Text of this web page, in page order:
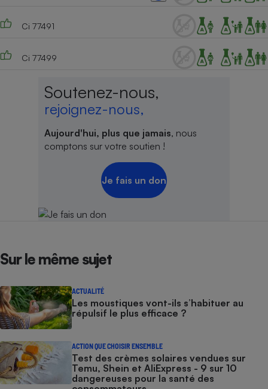
Ci 77491
Ci 77499
Soutenez-nous,
rejoignez-nous,
Aujourd'hui, plus que jamais, nous
comptons sur votre soutien !
Je fais un don
Sur le même sujet
ACTUALITÉ
Les moustiques vont-ils s’habituer au
répulsif le plus efficace ?
ACTION QUE CHOISIR ENSEMBLE
Test des crèmes solaires vendues sur
Temu, Shein et AliExpress - 9 sur 10
dangereuses pour la santé des